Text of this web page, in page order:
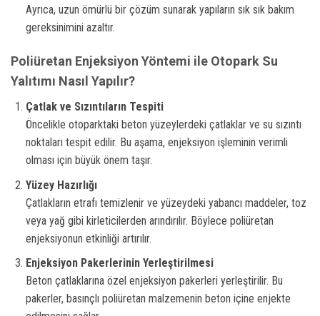
Ayrıca, uzun ömürlü bir çözüm sunarak yapıların sık sık bakım
gereksinimini azaltır.
Poliüretan Enjeksiyon Yöntemi ile Otopark Su
Yalıtımı Nasıl Yapılır?
Çatlak ve Sızıntıların Tespiti
Öncelikle otoparktaki beton yüzeylerdeki çatlaklar ve su sızıntı
noktaları tespit edilir. Bu aşama, enjeksiyon işleminin verimli
olması için büyük önem taşır.
Yüzey Hazırlığı
Çatlakların etrafı temizlenir ve yüzeydeki yabancı maddeler, toz
veya yağ gibi kirleticilerden arındırılır. Böylece poliüretan
enjeksiyonun etkinliği artırılır.
Enjeksiyon Pakerlerinin Yerleştirilmesi
Beton çatlaklarına özel enjeksiyon pakerleri yerleştirilir. Bu
pakerler, basınçlı poliüretan malzemenin beton içine enjekte